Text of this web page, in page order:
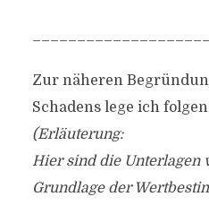
Zur näheren
Schadens lege ich
(Erläuterung:
Hier sind die Unterlagen
Grundlage der